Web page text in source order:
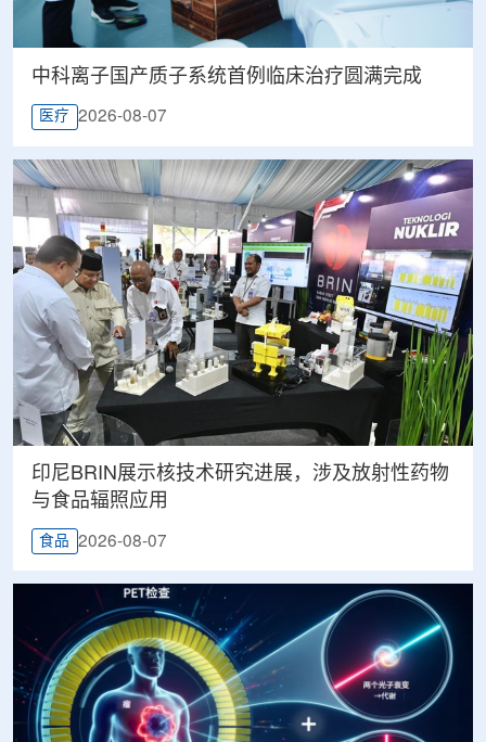
中科离子国产质子系统首例临床治疗圆满完成
医疗 2026-08-07
印尼BRIN展示核技术研究进展，涉及放射性药物
与食品辐照应用
食品 2026-08-07